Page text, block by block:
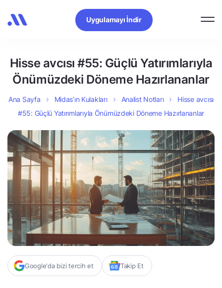
Uygulamayı İndir
Hisse avcısı #55: Güçlü Yatırımlarıyla
Önümüzdeki Döneme Hazırlananlar
Ana Sayfa Midas’ın Kulakları Analist Notları
Hisse avcısı
#55: Güçlü Yatırımlarıyla Önümüzdeki Döneme Hazırlananlar
Google'da bizi tercih et Takip Et